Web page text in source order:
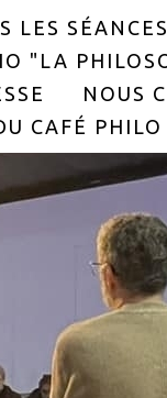
LES SÉANCES
"LA
NOUS
CAFÉ PHILO